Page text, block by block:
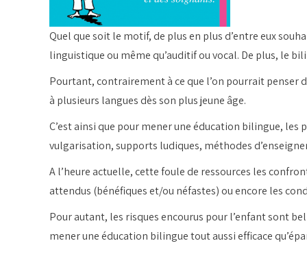
Quel que soit le motif, de plus en plus d’entre eux
linguistique ou même qu’auditif ou vocal. De plus, le
Pourtant, contrairement à ce que l’on pourrait
à plusieurs langues dès son plus jeune âge.
C’est ainsi que pour mener une éducation bilingue,
vulgarisation, supports ludiques, méthodes
A l’heure actuelle, cette foule de ressources les
attendus (bénéfiques et/ou néfastes) ou encore les
Pour autant, les risques encourus pour l’enfant sont
mener une éducation bilingue tout aussi efficace